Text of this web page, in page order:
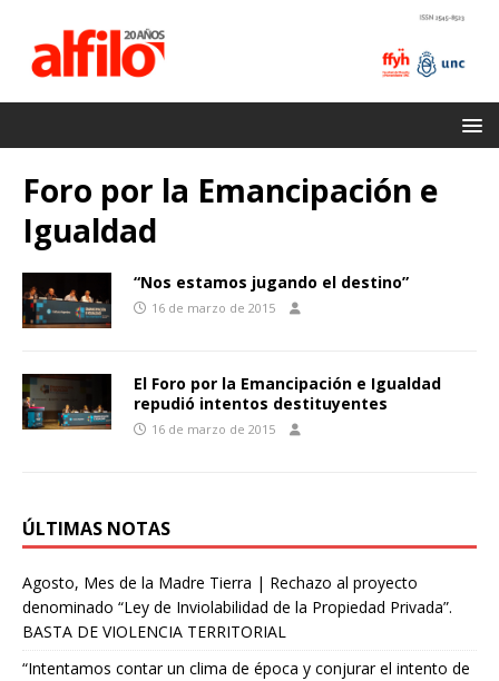
Foro por la Emancipación e
Igualdad
“Nos estamos jugando el destino”
16 de marzo de 2015
El Foro por la Emancipación e Igualdad
repudió intentos destituyentes
16 de marzo de 2015
ÚLTIMAS NOTAS
Agosto, Mes de la Madre Tierra | Rechazo al proyecto
denominado “Ley de Inviolabilidad de la Propiedad Privada”.
BASTA DE VIOLENCIA TERRITORIAL
“Intentamos contar un clima de época y conjurar el intento de